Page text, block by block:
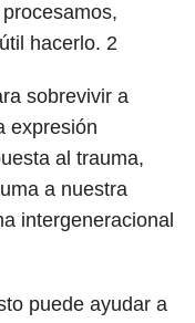
hacerlo. 2
sobrevivir a
expresión
al trauma,
a nuestra
intergeneracional
puede ayudar a